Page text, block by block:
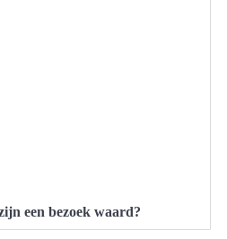
een bezoek waard?